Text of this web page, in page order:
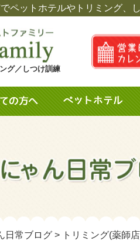
ペットホテルやトリミング、
グ／しつけ訓練
日常ブログ > トリミング(薬師